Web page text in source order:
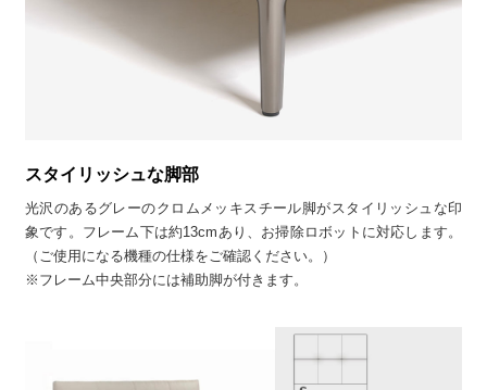
スタイリッシュな脚部
光沢のあるグレーのクロムメッキスチール脚がスタイリッシュな印
象です。フレーム下は約13cmあり、お掃除ロボットに対応します。
（ご使用になる機種の仕様をご確認ください。）
※フレーム中央部分には補助脚が付きます。